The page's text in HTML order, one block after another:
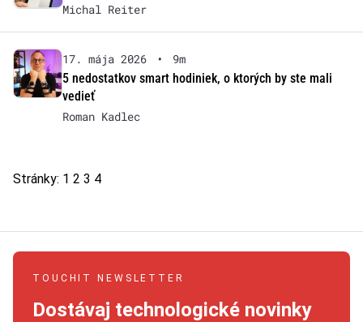
Michal Reiter
17. mája 2026 •
9m
5 nedostatkov smart hodiniek, o ktorých by ste mali
vedieť
Roman Kadlec
Stránky: 1 2 3 4
TOUCHIT NEWSLETTER
Dostávaj technologické novinky